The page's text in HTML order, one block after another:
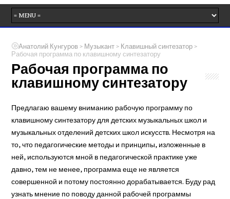
Анатолий Кунгуров > Музыкант > Клавишный синтезатор >
Рабочая программа по клавишному синтезатору
Рабочая программа по
клавишному синтезатору
Предлагаю вашему вниманию рабочую программу по
клавишному синтезатору для детских музыкальных школ и
музыкальных отделений детских школ искусств. Несмотря на
то, что педагогические методы и принципы, изложенные в
ней, используются мной в педагогической практике уже
давно, тем не менее, программа еще не является
совершенной и потому постоянно дорабатывается. Буду рад
узнать мнение по поводу данной рабочей программы